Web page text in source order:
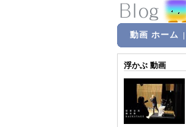
動画 ホーム
浮かぶ 動画